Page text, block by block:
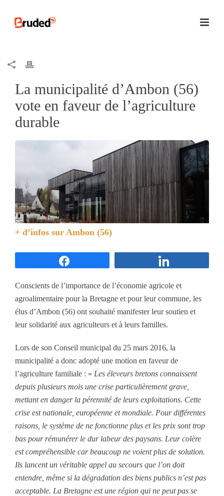
La municipalité d’Ambon (56)
vote en faveur de l’agriculture
durable
+ d’infos sur Ambon (56)
Conscients de l’importance de l’économie agricole et
agroalimentaire pour la Bretagne et pour leur commune, les
élus d’Ambon (56) ont souhaité manifester leur soutien et
leur solidarité aux agriculteurs et à leurs familles.
Lors de son Conseil municipal du 25 mars 2016, la
municipalité a donc adopté une motion en faveur de
l’agriculture familiale : « Les éleveurs bretons connaissent
depuis plusieurs mois une crise particulièrement grave,
mettant en danger la pérennité de leurs exploitations. Cette
crise est nationale, européenne et mondiale. Pour différentes
raisons, le système de ne fonctionne plus et les prix sont trop
bas pour rémunérer le dur labeur des paysans. Leur colère
est compréhensible car beaucoup ne voient plus de solution.
Ils lancent un véritable appel au secours que l’on doit
entendre, même si la dégradation des biens publics n’est pas
acceptable. La Bretagne est une région qui ne peut pas se